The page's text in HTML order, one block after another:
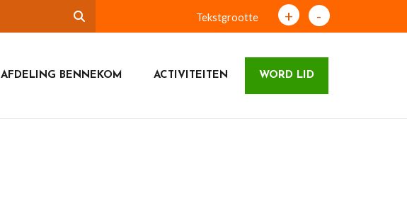
Tekstgrootte + -
AFDELING BENNEKOM ACTIVITEITEN WORD LID